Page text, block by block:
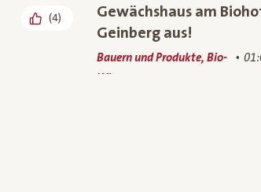
(4)
Gewächshaus am
Geinberg aus!
Bauern und Produkte, Bio-
Wissen